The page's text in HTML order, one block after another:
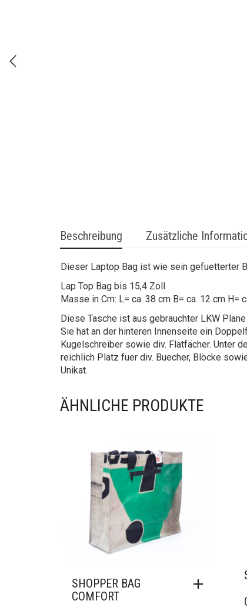
Beschreibung Zusätzliche
Dieser Laptop Bag ist wie sein gefuetterter
Lap Top Bag bis 15,4 Zoll
Masse in Cm: L= ca. 38 cm B= ca. 12 cm H=
Diese Tasche ist aus gebrauchter LKW
Sie hat an der hinteren Innenseite ein
Kugelschreiber sowie div. Flatfächer. Unter
reichlich Platz fuer div. Buecher, Blöcke
Unikat.
ÄHNLICHE PRODUKTE
SHOPPER BAG
COMFORT